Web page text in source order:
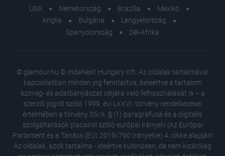
USA Németország Brazília
Mexikó
Anglia
Bulgária
Lengyelország
Spanyolország
Dél-Afrika
© glamour.hu © IndaNext Hungary Kft. Az oldalak tartalmával
kapcsolatban minden jog fenntartva, beleértve a tartalom
szöveg- és adatbányászat céljára való felhasználását is – a
szerzői jogról szóló 1999. évi LXXVI. törvény rendelkezései
értelmében a törvény 35/A. § (1) paragrafusa és a digitális
szolgáltatások piacairól szóló európai irányelv (Az Európai
Parlament és a Tanács (EU) 2019/790 Irányelve) 4. cikke alapján!
Az oldalak, azok tartalma - ideértve különösen, de nem kizárólag